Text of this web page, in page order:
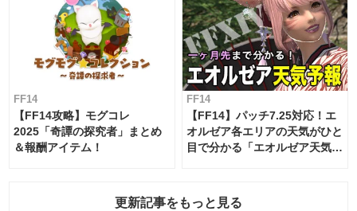
FF14
【FF14攻略】モグコレ
2025「奇譚の探究者」まとめ
＆報酬アイテム！
FF14
【FF14】パッチ7.25対応！エ
オルゼア各エリアの天気がひと
目で分かる「エオルゼア天気予
更新記事をもっと見る